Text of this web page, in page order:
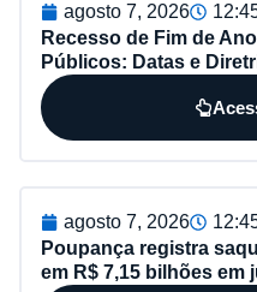
agosto 7, 2026
Recesso de Fim de
Públicos: Datas e
agosto 7, 2026
Poupança registra
em R$ 7,15 bilhões em